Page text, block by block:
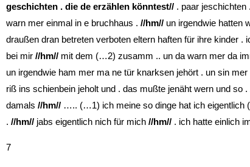
geschichten . die de erzählen könntest// . paar jeschichten .
warn mer einmal in e bruchhaus . //hm// un irgendwie hatten
draußen dran betreten verboten eltern haften für ihre kinder
bei mir //hm// mit dem (…2) zusamm .. un da warn mer da
un irgendwie ham mer ma ne tür knarksen jehört . un sin mer
riß ins schienbein jeholt und . das mußte jenäht wern und so .
damals //hm// ….. (…1) ich meine so dinge hat ich
. //hm// jabs eigentlich nich für mich //hm// . ich hatte einlich
7